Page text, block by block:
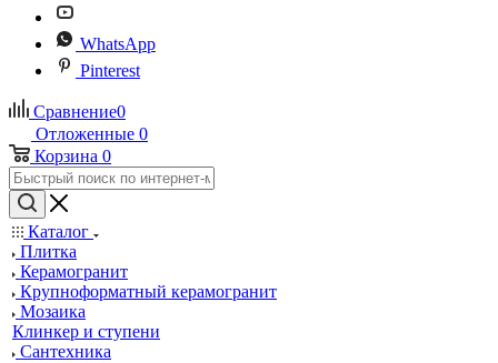
WhatsApp
Pinterest
Сравнение0
Отложенные 0
Корзина 0
Каталог
Плитка
Керамогранит
Крупноформатный керамогранит
Мозаика
Клинкер и ступени
Сантехника